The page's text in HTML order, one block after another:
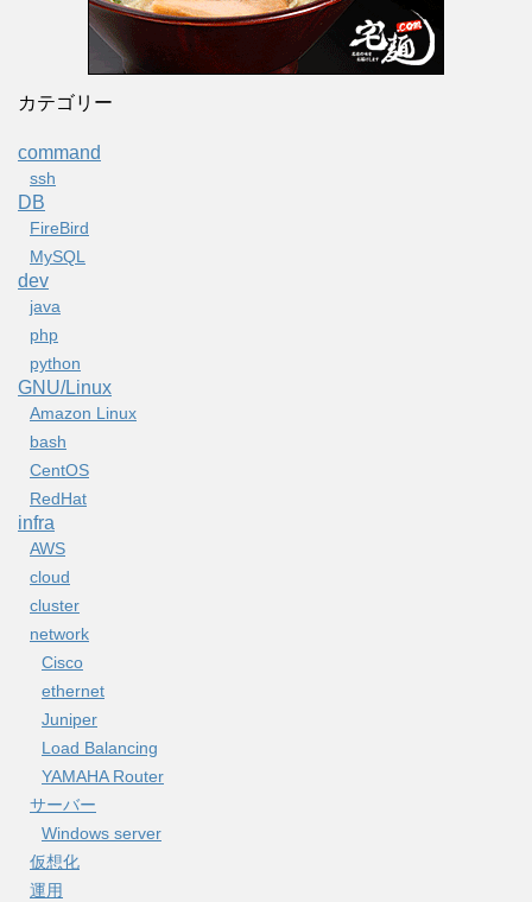
カテゴリー
command
ssh
DB
FireBird
MySQL
dev
java
php
python
GNU/Linux
Amazon Linux
bash
CentOS
RedHat
infra
AWS
cloud
cluster
network
Cisco
ethernet
Juniper
Load Balancing
YAMAHA Router
サーバー
Windows server
仮想化
運用